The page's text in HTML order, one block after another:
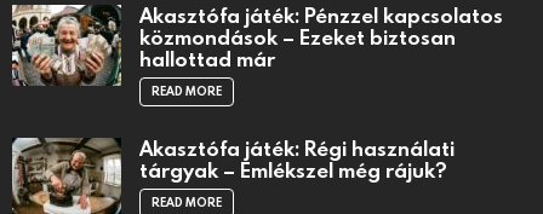
Akasztófa játék: Pénzzel kapcsolatos
közmondások – Ezeket biztosan
hallottad már
READ MORE
Akasztófa játék: Régi használati
tárgyak – Emlékszel még rájuk?
READ MORE